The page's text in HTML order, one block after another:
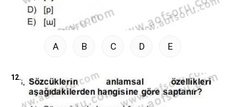
A B C D E
12.